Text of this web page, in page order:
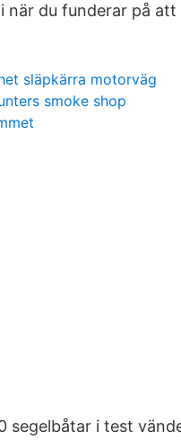
du funderar på att
släpkärra motorväg
smoke shop
segelbåtar i test